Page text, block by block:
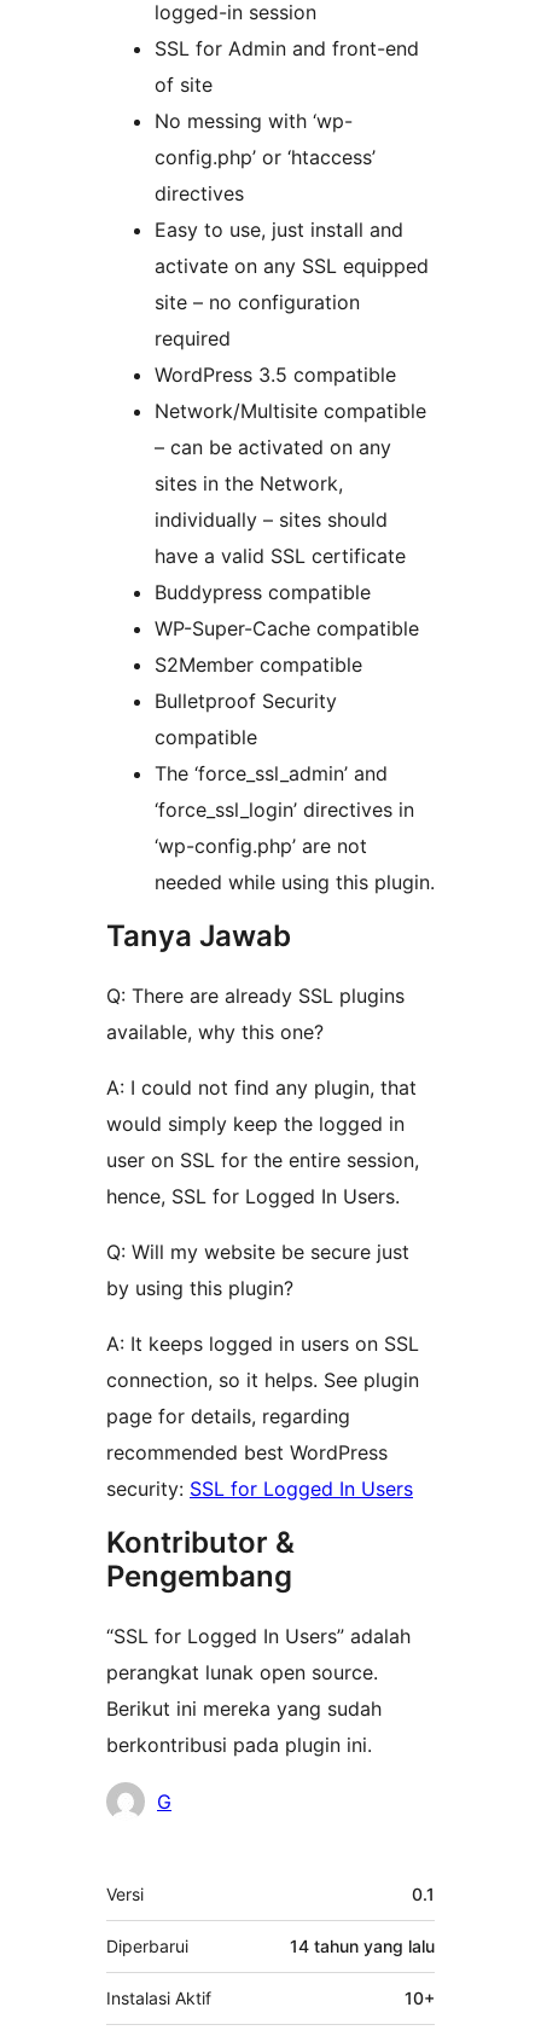
logged-in session
SSL for Admin and front-end
of site
No messing with ‘wp-
config.php’ or ‘htaccess’
directives
Easy to use, just install and
activate on any SSL equipped
site – no configuration
required
WordPress 3.5 compatible
Network/Multisite compatible
– can be activated on any
sites in the Network,
individually – sites should
have a valid SSL certificate
Buddypress compatible
WP-Super-Cache compatible
S2Member compatible
Bulletproof Security
compatible
The ‘force_ssl_admin’ and
‘force_ssl_login’ directives in
‘wp-config.php’ are not
needed while using this plugin.
Tanya Jawab
Q: There are already SSL plugins
available, why this one?
A: I could not find any plugin, that
would simply keep the logged in
user on SSL for the entire session,
hence, SSL for Logged In Users.
Q: Will my website be secure just
by using this plugin?
A: It keeps logged in users on SSL
connection, so it helps. See plugin
page for details, regarding
recommended best WordPress
security: SSL for Logged In Users
Kontributor &
Pengembang
“SSL for Logged In Users” adalah
perangkat lunak open source.
Berikut ini mereka yang sudah
berkontribusi pada plugin ini.
Kontributor
G
Meta
Versi 0.1
Diperbarui 14 tahun yang lalu
Instalasi Aktif 10+